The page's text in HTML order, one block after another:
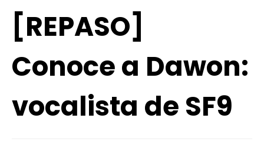
[REPASO]
Conoce a Dawon:
vocalista de SF9